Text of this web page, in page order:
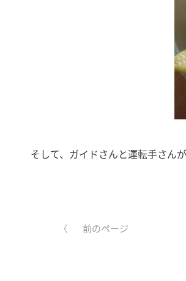
そして、ガイドさんと運転手さん
前のページ